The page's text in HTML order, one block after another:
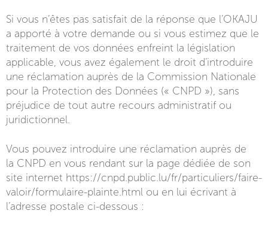
Si vous n’êtes pas satisfait de la réponse que l’OKAJU
a apporté à votre demande ou si vous estimez que le
traitement de vos données enfreint la législation
applicable, vous avez également le droit d’introduire
une réclamation auprès de la Commission Nationale
pour la Protection des Données (« CNPD »), sans
préjudice de tout autre recours administratif ou
juridictionnel.
Vous pouvez introduire une réclamation auprès de
la CNPD en vous rendant sur la page dédiée de son
site internet https://cnpd.public.lu/fr/particuliers/faire-
valoir/formulaire-plainte.html ou en lui écrivant à
l’adresse postale ci-dessous :